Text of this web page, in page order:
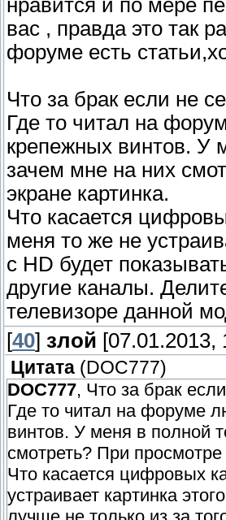
нравится и по мере
вас , правда это так
форуме есть
Что за брак если не
Где то читал на
крепежных винтов. У
зачем мне на них
экране картинка.
Что касается
меня то же не
c НD будет
другие каналы.
телевизоре данной
[40] злой [07.01.2013,
Цитата ( DOC777)
DOC777, Что за брак
Где то читал на форуме
винтов. У меня в полной
смотреть? При
Что касается цифровых
устраивает картинка